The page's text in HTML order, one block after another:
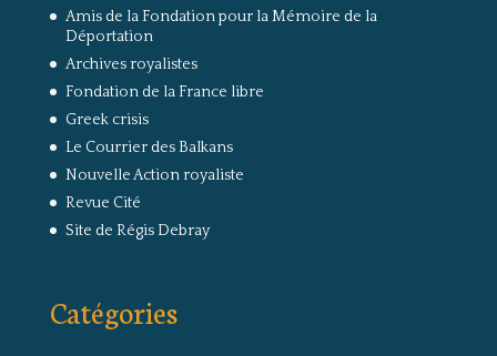
Amis de la Fondation pour la Mémoire de la
Déportation
Archives royalistes
Fondation de la France libre
Greek crisis
Le Courrier des Balkans
Nouvelle Action royaliste
Revue Cité
Site de Régis Debray
Catégories